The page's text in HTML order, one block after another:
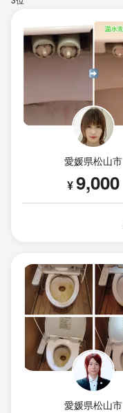
愛媛県松山市
¥9,000
愛媛県松山市